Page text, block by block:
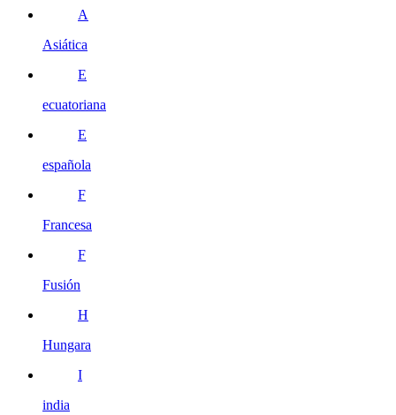
A
Asiática
E
ecuatoriana
E
española
F
Francesa
F
Fusión
H
Hungara
I
india